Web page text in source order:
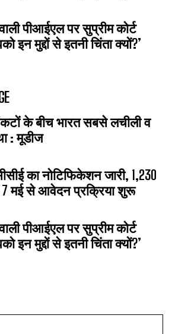
पीआईएल पर सुप्रीम कोर्ट
इन मुद्दों से इतनी चिंता क्यों?’
के बीच भारत सबसे लचीली व
: मूडीज
का नोटिफिकेशन जारी, 1,230
7 मई से आवेदन प्रक्रिया शुरू
पीआईएल पर सुप्रीम कोर्ट
इन मुद्दों से इतनी चिंता क्यों?’